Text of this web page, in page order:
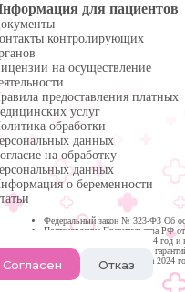
Согласен Отказ
для пациентов
контролирующих
на осуществление
предоставления платных
услуг
обработки
данных
на обработку
данных
о беременности
Федеральный закон № 323-ФЗ Об
Постановление Правительства РФ
медицинской помощи на 2024 год
Программа государственных
Республике Башкортостан на 2024